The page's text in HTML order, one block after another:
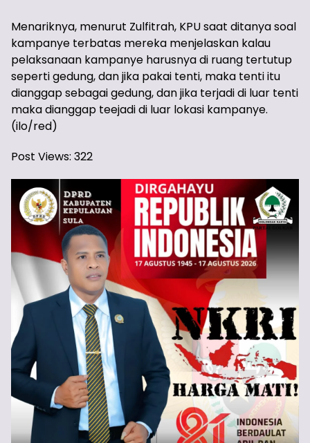
Menariknya, menurut Zulfitrah, KPU saat ditanya soal
kampanye terbatas mereka menjelaskan kalau
pelaksanaan kampanye harusnya di ruang tertutup
seperti gedung, dan jika pakai tenti, maka tenti itu
dianggap sebagai gedung, dan jika terjadi di luar tenti
maka dianggap teejadi di luar lokasi kampanye.
(ilo/red)
Post Views: 322